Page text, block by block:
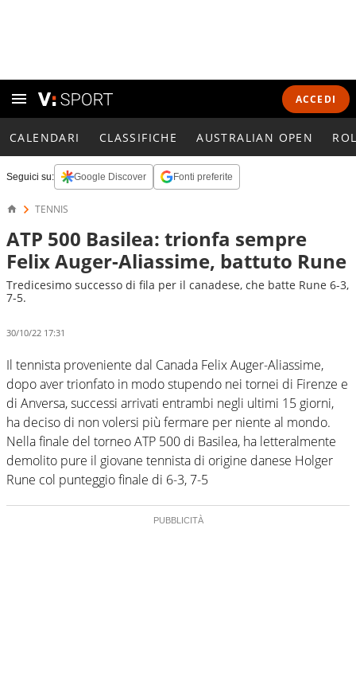
ACCEDI
CALENDARI CLASSIFICHE AUSTRALIAN OPEN
Seguici su: Google Discover Fonti preferite
TENNIS
ATP 500 Basilea: trionfa sempre
Felix Auger-Aliassime, battuto Rune
Tredicesimo successo di fila per il canadese, che batte Rune 6-3,
7-5.
30/10/22 17:31
Il tennista proveniente dal Canada Felix Auger-Aliassime,
dopo aver trionfato in modo stupendo nei tornei di Firenze e
di Anversa, successi arrivati entrambi negli ultimi 15 giorni,
ha deciso di non volersi più fermare per niente al mondo.
Nella finale del torneo ATP 500 di Basilea, ha letteralmente
demolito pure il giovane tennista di origine danese Holger
Rune col punteggio finale di 6-3, 7-5